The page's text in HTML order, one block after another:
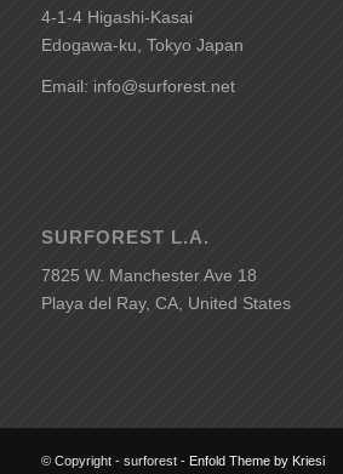
4-1-4 Higashi-Kasai
Edogawa-ku, Tokyo Japan
Email: info@surforest.net
SURFOREST L.A.
7825 W. Manchester Ave 18
Playa del Ray, CA, United States
© Copyright - surforest - Enfold Theme by Kriesi